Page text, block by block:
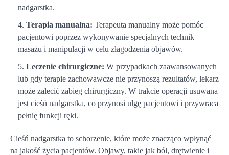
nadgarstka.
Terapia manualna: Terapeuta manualny może pomóc
pacjentowi poprzez wykonywanie specjalnych technik
masażu i manipulacji w celu złagodzenia objawów.
Leczenie chirurgiczne: W przypadkach zaawansowanych
lub gdy terapie zachowawcze nie przynoszą rezultatów, lekarz
może zalecić zabieg chirurgiczny. W trakcie operacji usuwana
jest cieśń nadgarstka, co przynosi ulgę pacjentowi i przywraca
pełnię funkcji ręki.
Cieśń nadgarstka to schorzenie, które może znacząco wpłynąć
na jakość życia pacjentów. Objawy, takie jak ból, drętwienie i